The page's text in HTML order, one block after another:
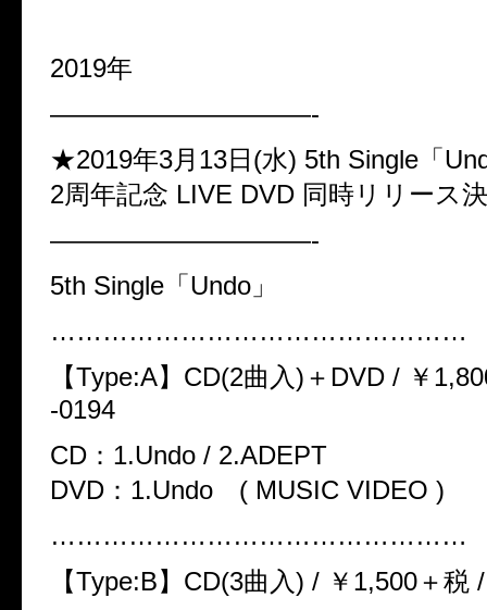
2019年
——————————-
★2019年3月13日(水) 5th Single「
2周年記念 LIVE DVD 同時リリース
——————————-
5th Single「Undo」
…………………………………………
【Type:A】CD(2曲入)＋DVD / ￥
-0194
CD：1.Undo / 2.ADEPT
DVD：1.Undo ( MUSIC VIDEO )
…………………………………………
【Type:B】CD(3曲入) / ￥1,500＋税